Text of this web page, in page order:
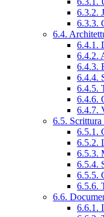
6.3.2.
6.3.3.
6.4.
6.4.1.
6.4.2.
6.4.3.
6.4.4.
6.4.5.
6.4.6.
6.4.7.
6.5.
6.5.1.
6.5.2.
6.5.3.
6.5.4.
6.5.5.
6.5.6.
6.6.
6.6.1.